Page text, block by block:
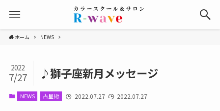
ホーム NEWS
♪獅子座新月メッセージ
2022
7/27
NEWS 占星術 2022.07.27 2022.07.27